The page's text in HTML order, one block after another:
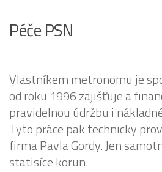
Péče PSN
Vlastníkem metronomu je
od roku 1996 zajišťuje a
pravidelnou údržbu i
Tyto práce pak technicky
firma Pavla Gordy. Jen
statisíce korun.